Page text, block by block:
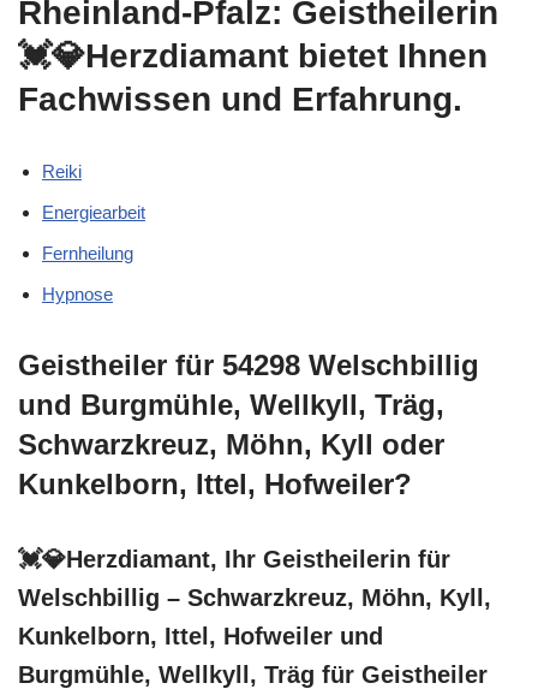
Rheinland-Pfalz: Geistheilerin
💓️💎Herzdiamant bietet Ihnen
Fachwissen und Erfahrung.
Reiki
Energiearbeit
Fernheilung
Hypnose
Geistheiler für 54298 Welschbillig
und Burgmühle, Wellkyll, Träg,
Schwarzkreuz, Möhn, Kyll oder
Kunkelborn, Ittel, Hofweiler?
💓️💎Herzdiamant, Ihr Geistheilerin für
Welschbillig – Schwarzkreuz, Möhn, Kyll,
Kunkelborn, Ittel, Hofweiler und
Burgmühle, Wellkyll, Träg für Geistheiler